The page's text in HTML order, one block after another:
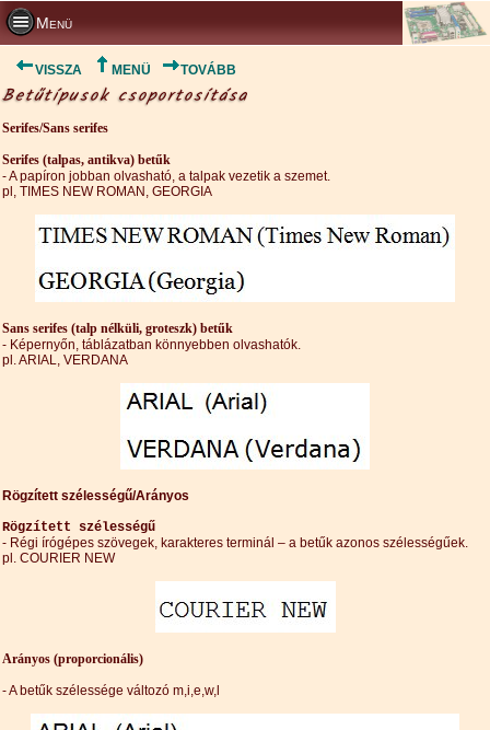
Menü
VISSZA MENÜ TOVÁBB
Betűtípusok csoportosítása
Serifes/Sans serifes
Serifes (talpas, antikva) betűk
- A papíron jobban olvasható, a talpak vezetik a szemet.
pl, TIMES NEW ROMAN, GEORGIA
Sans serifes (talp nélküli, groteszk) betűk
- Képernyőn, táblázatban könnyebben olvashatók.
pl. ARIAL, VERDANA
Rögzített szélességű/Arányos
Rögzített szélességű
- Régi írógépes szövegek, karakteres terminál – a betűk azonos szélességűek.
pl. COURIER NEW
Arányos (proporcionális)
- A betűk szélessége változó m,i,e,w,l